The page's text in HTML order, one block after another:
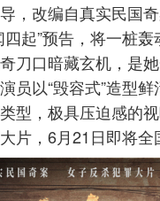
，改编自真实民国
四起”预告，将一桩
刀口暗藏玄机，是
员以“毁容式”造型
型，极具压迫感的
片，6月21日即将全